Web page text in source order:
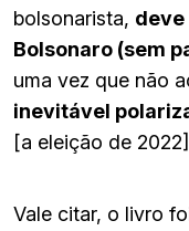
bolsonarista, deve
Bolsonaro (sem
uma vez que não
inevitável
[a eleição de
Vale citar, o livro